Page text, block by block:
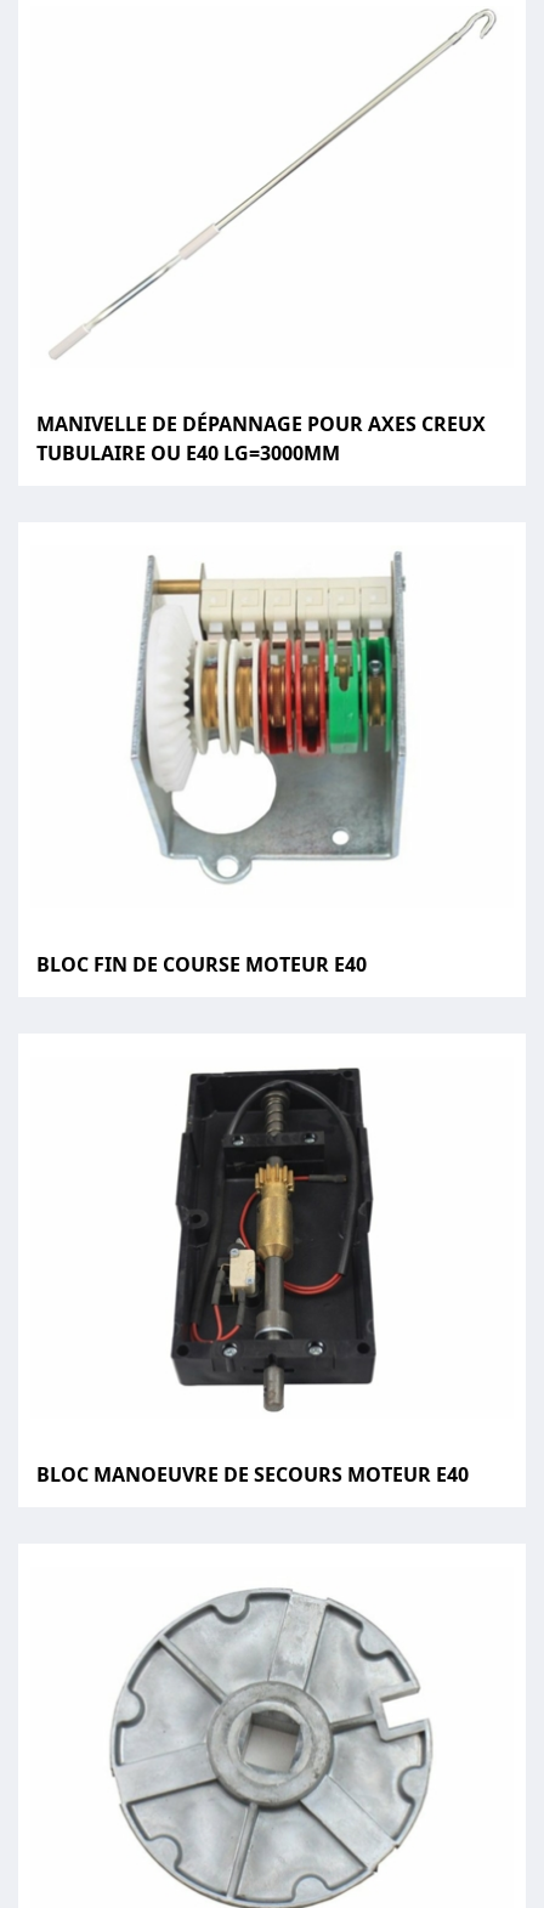
MANIVELLE DE DÉPANNAGE POUR AXES CREUX
TUBULAIRE OU E40 LG=3000MM
BLOC FIN DE COURSE MOTEUR E40
BLOC MANOEUVRE DE SECOURS MOTEUR E40